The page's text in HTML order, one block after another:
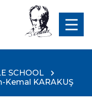
SCHOOL
Kemal KARAKUŞ